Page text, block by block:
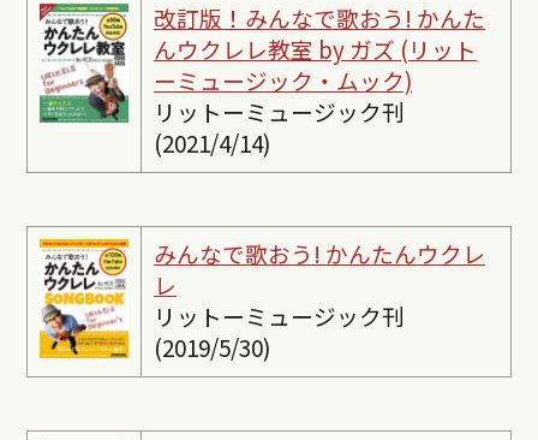
改訂版！みんなで歌おう! かんた
んウクレレ教室 by ガズ (リット
ーミュージック・ムック)
リットーミュージック刊
(2021/4/14)
みんなで歌おう! かんたんウクレ
レ
リットーミュージック刊
(2019/5/30)